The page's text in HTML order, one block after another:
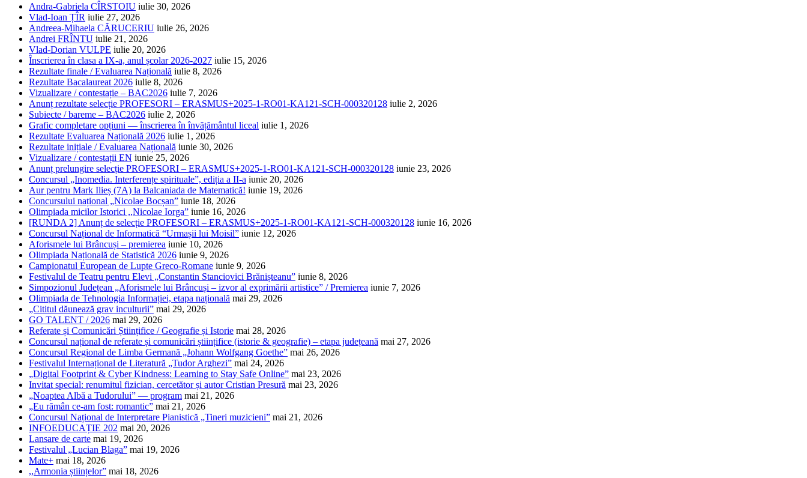
Andra-Gabriela CÎRSTOIU iulie 30, 2026
Vlad-Ioan ȚÎR iulie 27, 2026
Andreea-Mihaela CĂRUCERIU iulie 26, 2026
Andrei FRÎNTU iulie 21, 2026
Vlad-Dorian VULPE iulie 20, 2026
Înscrierea în clasa a IX-a, anul școlar 2026-2027 iulie 15, 2026
Rezultate finale / Evaluarea Națională iulie 8, 2026
Rezultate Bacalaureat 2026 iulie 8, 2026
Vizualizare / contestație – BAC2026 iulie 7, 2026
Anunț rezultate selecție PROFESORI – ERASMUS+2025-1-RO01-KA121-SCH-000320128 iulie 2, 2026
Subiecte / bareme – BAC2026 iulie 2, 2026
Grafic completare opțiuni — înscrierea în învățământul liceal iulie 1, 2026
Rezultate Evaluarea Națională 2026 iulie 1, 2026
Rezultate inițiale / Evaluarea Națională iunie 30, 2026
Vizualizare / contestații EN iunie 25, 2026
Anunț prelungire selecție PROFESORI – ERASMUS+2025-1-RO01-KA121-SCH-000320128 iunie 23, 2026
Concursul „Inomedia. Interferențe spirituale”, ediția a II-a iunie 20, 2026
Aur pentru Mark Ilieș (7A) la Balcaniada de Matematică! iunie 19, 2026
Concursului național „Nicolae Bocșan” iunie 18, 2026
Olimpiada micilor Istorici ,,Nicolae Iorga” iunie 16, 2026
[RUNDA 2] Anunț de selecție PROFESORI – ERASMUS+2025-1-RO01-KA121-SCH-000320128 iunie 16, 2026
Concursul Național de Informatică “Urmașii lui Moisil” iunie 12, 2026
Aforismele lui Brâncuși – premierea iunie 10, 2026
Olimpiada Națională de Statistică 2026 iunie 9, 2026
Campionatul European de Lupte Greco-Romane iunie 9, 2026
Festivalul de Teatru pentru Elevi „Constantin Stanciovici Brănișteanu” iunie 8, 2026
Simpozionul Județean „Aforismele lui Brâncuși – izvor al exprimării artistice” / Premierea iunie 7, 2026
Olimpiada de Tehnologia Informației, etapa națională mai 29, 2026
„Cititul dăunează grav inculturii” mai 29, 2026
GO TALENT / 2026 mai 29, 2026
Referate și Comunicări Științifice / Geografie și Istorie mai 28, 2026
Concursul național de referate și comunicări științifice (istorie & geografie) – etapa județeană mai 27, 2026
Concursul Regional de Limba Germană „Johann Wolfgang Goethe” mai 26, 2026
Festivalul Internațional de Literatură „Tudor Arghezi” mai 24, 2026
„Digital Footprint & Cyber Kindness: Learning to Stay Safe Online” mai 23, 2026
Invitat special: renumitul fizician, cercetător și autor Cristian Presură mai 23, 2026
„Noaptea Albă a Tudorului” — program mai 21, 2026
„Eu rămân ce-am fost: romantic” mai 21, 2026
Concursul Național de Interpretare Pianistică „Tineri muzicieni” mai 21, 2026
INFOEDUCAȚIE 202 mai 20, 2026
Lansare de carte mai 19, 2026
Festivalul „Lucian Blaga” mai 19, 2026
Mate+ mai 18, 2026
,,Armonia științelor” mai 18, 2026